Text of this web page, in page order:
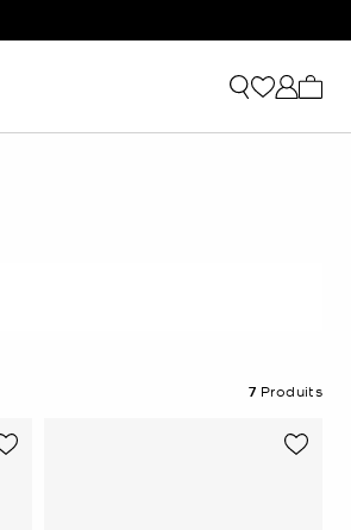
7 Produits